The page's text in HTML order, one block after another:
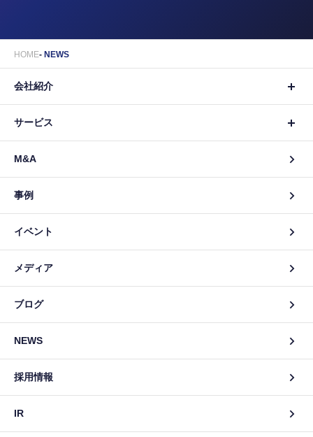
HOME NEWS
会社紹介
サービス
M&A
事例
イベント
メディア
ブログ
NEWS
採用情報
IR